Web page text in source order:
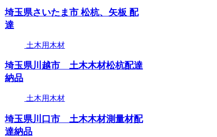
埼玉県さいたま市 松杭、矢板 配
達
土木用木材
埼玉県川越市 土木木材松杭配達
納品
土木用木材
埼玉県川口市 土木木材測量材配
達納品